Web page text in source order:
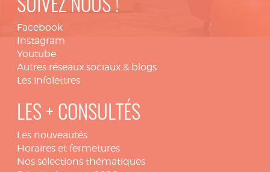
SUIVEZ NOUS !
Facebook
Instagram
Youtube
Autres réseaux sociaux & blogs
Les infolettres
LES + CONSULTÉS
Les nouveautés
Horaires et fermetures
Nos sélections thématiques